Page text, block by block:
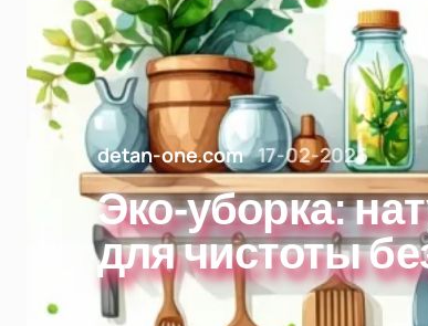
detan-one.com 17-02-2026
Эко-уборка:
для чистоты